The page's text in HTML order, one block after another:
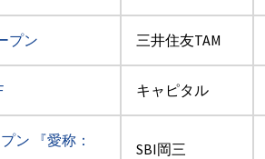
プン 三井住友TAM
キャピタル
ン 『愛称：
SBI岡三